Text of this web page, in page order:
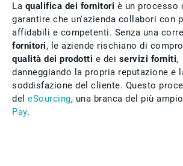
La qualifica dei fornitori è un processo
garantire che un'azienda collabori con
affidabili e competenti. Senza una
fornitori, le aziende rischiano di
qualità dei prodotti e dei servizi forniti,
danneggiando la propria reputazione e
soddisfazione del cliente. Questo
del eSourcing, una branca del più ampio
Pay.